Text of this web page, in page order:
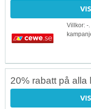
Villkor: -
20% rabatt på alla